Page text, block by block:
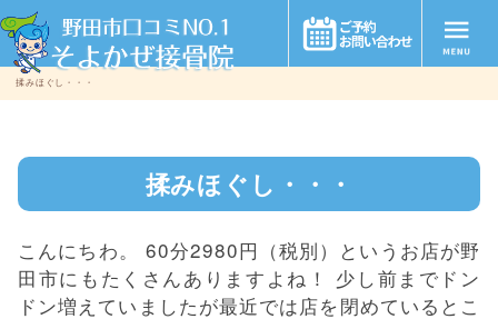
揉みほぐし・・・
揉みほぐし・・・
こんにちわ。 60分2980円（税別）というお店が野
田市にもたくさんありますよね！ 少し前までドン
ドン増えていましたが最近では店を閉めているとこ